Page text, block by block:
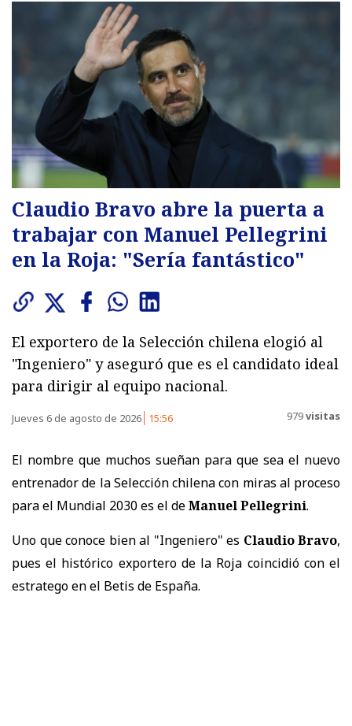
Claudio Bravo abre la puerta a
trabajar con Manuel Pellegrini
en la Roja: "Sería fantástico"
El exportero de la Selección chilena elogió al
"Ingeniero" y aseguró que es el candidato ideal
para dirigir al equipo nacional.
Jueves 6 de agosto de 2026 15:56 979visitas
El nombre que muchos sueñan para que sea el nuevo
entrenador de la Selección chilena con miras al proceso
para el Mundial 2030 es el deManuel Pellegrini.
Uno que conoce bien al "Ingeniero" es Claudio Bravo,
pues el histórico exportero de la Roja coincidió con el
estratego en el Betis de España.